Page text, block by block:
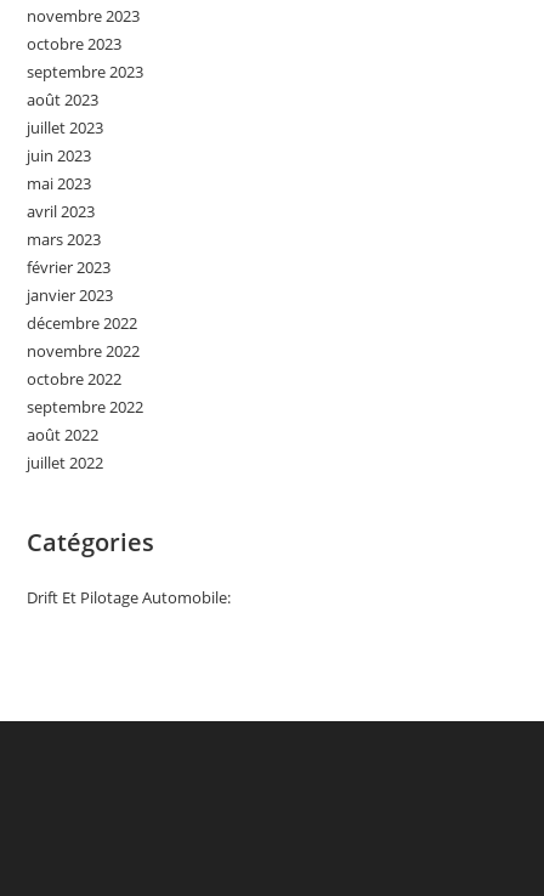
novembre 2023
octobre 2023
septembre 2023
août 2023
juillet 2023
juin 2023
mai 2023
avril 2023
mars 2023
février 2023
janvier 2023
décembre 2022
novembre 2022
octobre 2022
septembre 2022
août 2022
juillet 2022
Catégories
Drift Et Pilotage Automobile: